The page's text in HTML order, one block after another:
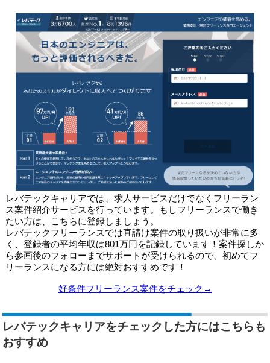
レバテックキャリアでは、求人サービスだけでなくフリーラン
ス案件紹介サービスを行っています。もしフリーランスで働き
たい方は、こちらに登録しましょう。
レバテックフリーランスでは直請け案件の取り扱いが非常に多
く、登録者の平均年収は801万円を記録しています！案件探しか
ら参画後のフォローまでサポートが受けられるので、初めてフ
リーランスになる方には絶対おすすめです！
好条件フリーランス案件をチェック→
レバテックキャリアをチェックした方にはこちらも
おすすめ